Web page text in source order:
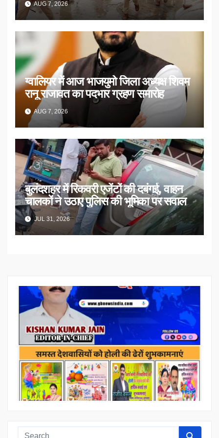
AUG 7, 2026
ग्वालियर में आज भाजयुमो जिला अध्यक्ष शिवम
रानू राजावत का पदभार ग्रहण समारोह
AUG 7, 2026
बुलंदशहर में रिकवरी एजेंटों की दबंगई, वाहन
चालकों ने उठाए पुलिस की भूमिका पर सवाल
JUL 31, 2026